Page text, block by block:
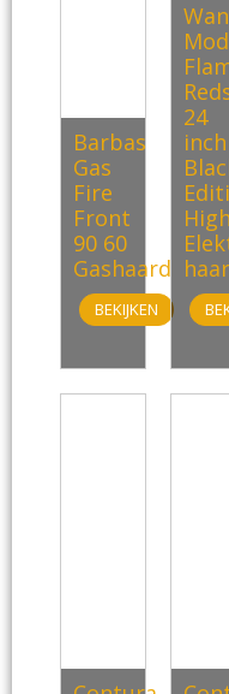
Barbas
Gas
Fire
Front
90 60
Gashaard
BEKIJKEN
24
inch
High